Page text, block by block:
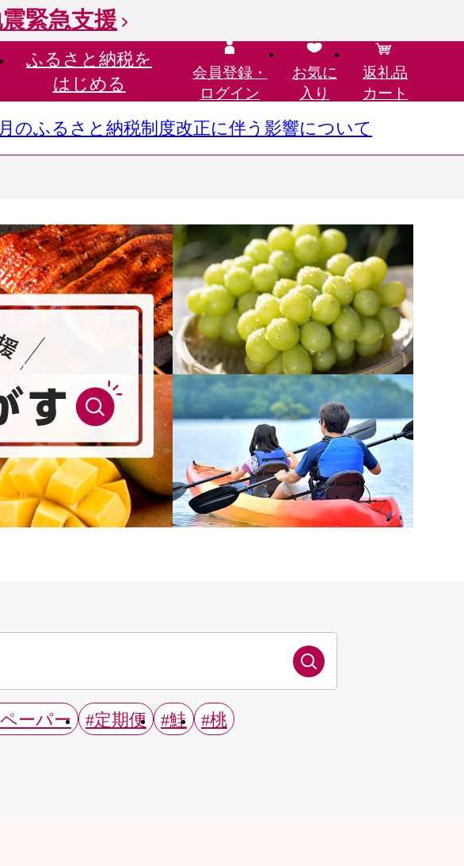
緊急支援
ふるさと納税を
はじめる
会員登録・
ログイン
お気に
入り
返礼品
カート
月のふるさと納税制度改正に伴う影響について
ーパー #定期便 #鮭
#桃